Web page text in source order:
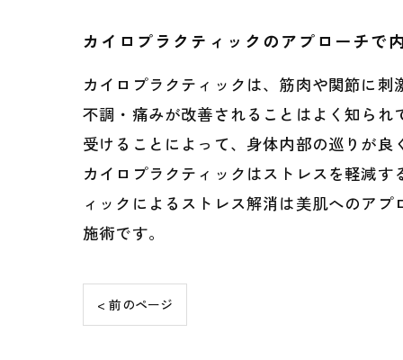
カイロプラクティックのアプローチで
カイロプラクティックは、筋肉や関節に
不調・痛みが改善されることはよく知ら
受けることによって、身体内部の巡りが
カイロプラクティックはストレスを軽減
ィックによるストレス解消は美肌へのア
施術です。
< 前のページ